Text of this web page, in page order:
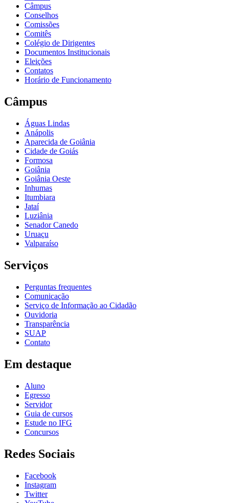
Câmpus
Conselhos
Comissões
Comitês
Colégio de Dirigentes
Documentos Institucionais
Eleições
Contatos
Horário de Funcionamento
Câmpus
Águas Lindas
Anápolis
Aparecida de Goiânia
Cidade de Goiás
Formosa
Goiânia
Goiânia Oeste
Inhumas
Itumbiara
Jataí
Luziânia
Senador Canedo
Uruaçu
Valparaíso
Serviços
Perguntas frequentes
Comunicação
Serviço de Informação ao Cidadão
Ouvidoria
Transparência
SUAP
Contato
Em destaque
Aluno
Egresso
Servidor
Guia de cursos
Estude no IFG
Concursos
Redes Sociais
Facebook
Instagram
Twitter